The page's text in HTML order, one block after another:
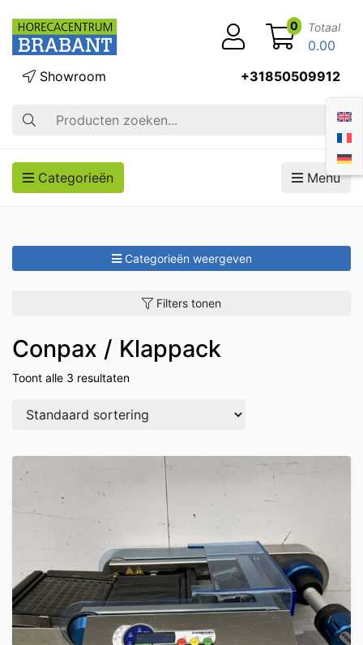
Zoek op
Showroom +31850509912
0 Totaal
0.00
Categorieën Menu
Categorieën weergeven
Filters tonen
Conpax / Klappack
Toont alle 3 resultaten